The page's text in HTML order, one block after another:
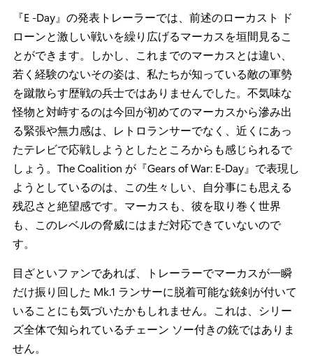
『E -Day』の発表トレーラーでは、前述のローカスト ド
ローンと激しい戦いを繰り広げるマーカスを垣間見るこ
とができます。しかし、これまでのマーカスとは違い、
若く経験のないその姿は、私たちが知っている敵の軍勢
を蹴散らす歴戦の兵士ではありませんでした。不気味な
怪物と対峙するのは今回が初めてのマーカスから滲み出
る緊張や無力感は、レトロランサーでなく、近くにあっ
たテレビで応戦しようとしたところからも感じられるで
しょう。The Coalition が『Gears of War: E-Day』で表現し
ようとしているのは、この生々しい、自分事にも思える
残忍さと絶望感です。マーカスも、彼を取り巻く世界
も、このレベルの脅威にはまだ対応できていないので
す。
目ざといファンであれば、トレーラーでマーカスが一瞬
だけ振り回した Mk.1 ランサーに脱着可能な銃剣が付いて
いることにも気づいたかもしれません。これは、シリー
ズ全体で知られているチェーン ソー付きの銃ではありま
せん。